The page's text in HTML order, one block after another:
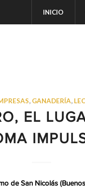
INICIO
, GANADERÍA,
EL
de San Nicolás